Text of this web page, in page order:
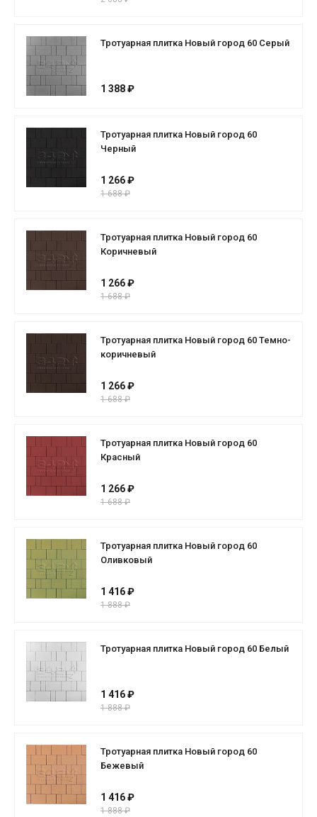
Тротуарная плитка Новый город 60 Серый
1 388 ₽
Тротуарная плитка Новый город 60
Черный
1 266 ₽
1 688 ₽
Тротуарная плитка Новый город 60
Коричневый
1 266 ₽
1 688 ₽
Тротуарная плитка Новый город 60 Темно-
коричневый
1 266 ₽
1 688 ₽
Тротуарная плитка Новый город 60
Красный
1 266 ₽
1 688 ₽
Тротуарная плитка Новый город 60
Оливковый
1 416 ₽
1 888 ₽
Тротуарная плитка Новый город 60 Белый
1 416 ₽
1 888 ₽
Тротуарная плитка Новый город 60
Бежевый
1 416 ₽
1 888 ₽